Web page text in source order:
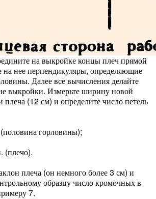
на выкройке концы плеч прямой
на нее перпендикуляры, определяющие
Далее все вычисления делайте
выкройки. Измерьте ширину новой
(12 см) и определите число петель
горловины);
(плечо).
плеча (он немного более 3 см) и
образцу число кромочных в
7.